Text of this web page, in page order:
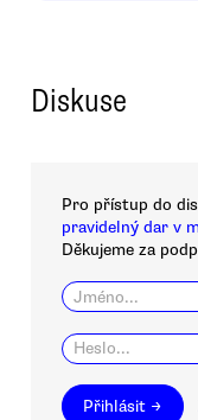
Diskuse
Pro přístup do
pravidelný dar v
Děkujeme za
Přihlásit →